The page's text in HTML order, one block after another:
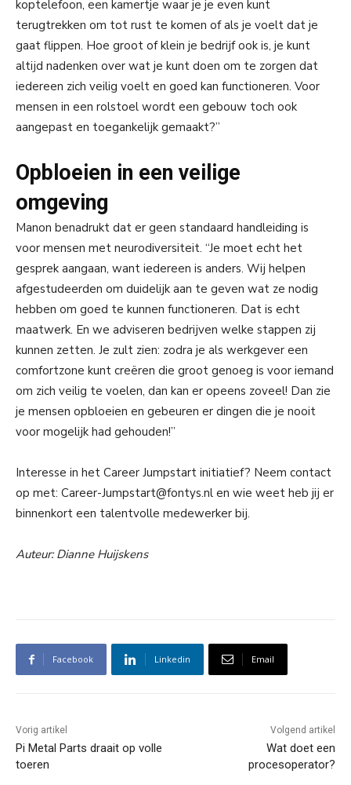
koptelefoon, een kamertje waar je je even kunt
terugtrekken om tot rust te komen of als je voelt dat je
gaat flippen. Hoe groot of klein je bedrijf ook is, je kunt
altijd nadenken over wat je kunt doen om te zorgen dat
iedereen zich veilig voelt en goed kan functioneren. Voor
mensen in een rolstoel wordt een gebouw toch ook
aangepast en toegankelijk gemaakt?”
Opbloeien in een veilige
omgeving
Manon benadrukt dat er geen standaard handleiding is
voor mensen met neurodiversiteit. “Je moet echt het
gesprek aangaan, want iedereen is anders. Wij helpen
afgestudeerden om duidelijk aan te geven wat ze nodig
hebben om goed te kunnen functioneren. Dat is echt
maatwerk. En we adviseren bedrijven welke stappen zij
kunnen zetten. Je zult zien: zodra je als werkgever een
comfortzone kunt creëren die groot genoeg is voor iemand
om zich veilig te voelen, dan kan er opeens zoveel! Dan zie
je mensen opbloeien en gebeuren er dingen die je nooit
voor mogelijk had gehouden!”
Interesse in het Career Jumpstart initiatief? Neem contact
op met: Career-Jumpstart@fontys.nl en wie weet heb jij er
binnenkort een talentvolle medewerker bij.
Auteur: Dianne Huijskens
Facebook Linkedin Email
Vorig artikel
Pi Metal Parts draait op volle
toeren
Volgend artikel
Wat doet een
procesoperator?